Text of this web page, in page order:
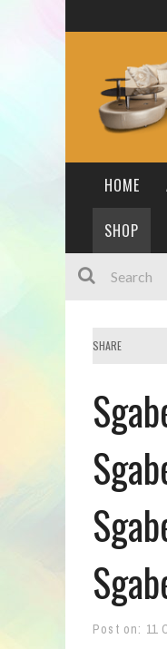
HOME
SHOP
SHARE
Post on: 11